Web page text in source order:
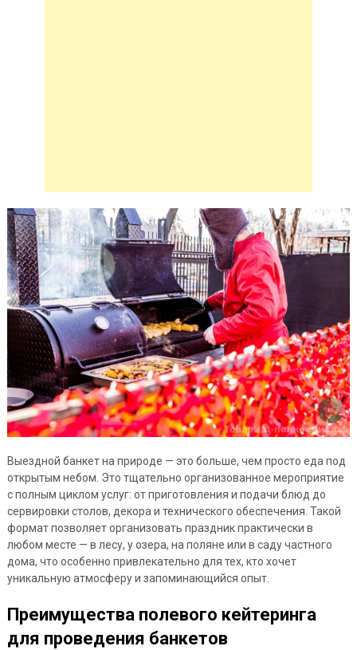
Выездной банкет на природе — это больше, чем просто еда под
открытым небом. Это тщательно организованное мероприятие
с полным циклом услуг: от приготовления и подачи блюд до
сервировки столов, декора и технического обеспечения. Такой
формат позволяет организовать праздник практически в
любом месте — в лесу, у озера, на поляне или в саду частного
дома, что особенно привлекательно для тех, кто хочет
уникальную атмосферу и запоминающийся опыт.
Преимущества полевого кейтеринга
для проведения банкетов